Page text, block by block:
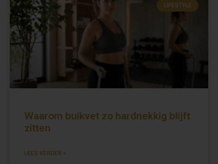
LIFESTYLE
Waarom buikvet zo hardnekkig blijft
zitten
LEES VERDER »